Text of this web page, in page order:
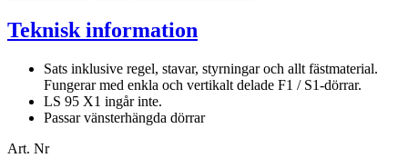
Teknisk information
Sats inklusive regel, stavar, styrningar och allt fästmaterial.
Fungerar med enkla och vertikalt delade F1 / S1-dörrar.
LS 95 X1 ingår inte.
Passar vänsterhängda dörrar
Art. Nr